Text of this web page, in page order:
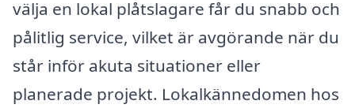
välja en lokal plåtslagare får du snabb och
pålitlig service, vilket är avgörande när du
står inför akuta situationer eller
planerade projekt. Lokalkännedomen hos